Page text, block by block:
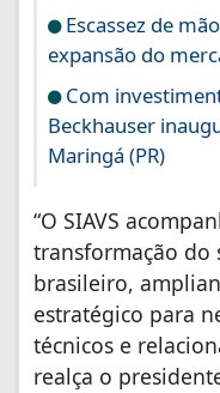
Escassez de
expansão do
Com
Beckhauser
Maringá (PR)
“O SIAVS
transformação do
brasileiro,
estratégico para
técnicos e
realça o